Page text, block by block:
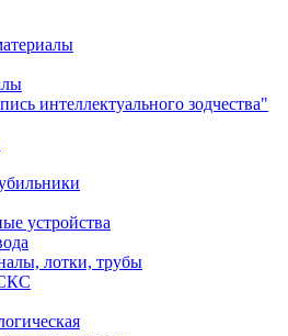
интеллектуального зодчества"
устройства
лотки, трубы